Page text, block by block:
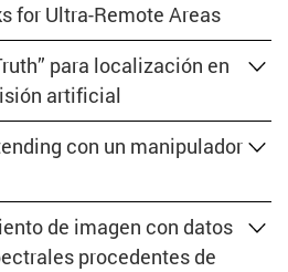
for Ultra-Remote Areas
para localización en
artificial
con un manipulador
de imagen con datos
procedentes de